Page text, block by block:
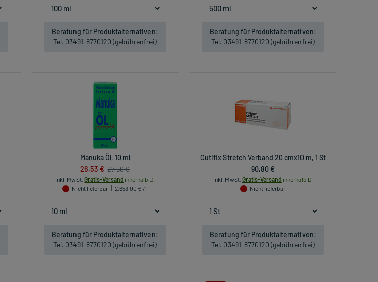
Beratung für Produktalternativen:
Tel. 03491-8770120 (gebührenfrei)
Beratung für Produktalternativen:
Tel. 03491-8770120 (gebührenfrei)
Manuka Öl, 10 ml
26,53 € 27,50 €
inkl. MwSt. Gratis-Versand innerhalb D.
Nicht lieferbar
2.653,00 € / l
Beratung für Produktalternativen:
Tel. 03491-8770120 (gebührenfrei)
Cutifix Stretch Verband 20 cmx10 m, 1 St
90,80 €
inkl. MwSt. Gratis-Versand innerhalb D.
Nicht lieferbar
Beratung für Produktalternativen:
Tel. 03491-8770120 (gebührenfrei)